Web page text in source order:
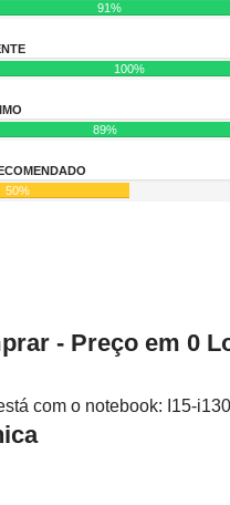
91%
100%
89%
50%
- Preço em 0
com o notebook: I15-